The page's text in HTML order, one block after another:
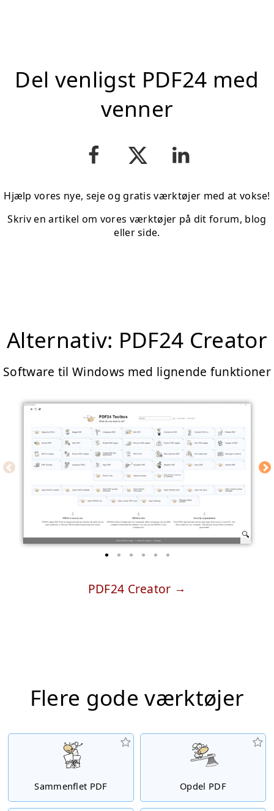
Del venligst PDF24 med
venner
Hjælp vores nye, seje og gratis værktøjer med at vokse!
Skriv en artikel om vores værktøjer på dit forum, blog
eller side.
Alternativ: PDF24 Creator
Software til Windows med lignende funktioner
PDF24 Creator
Flere gode værktøjer
Sammenflet PDF Opdel PDF